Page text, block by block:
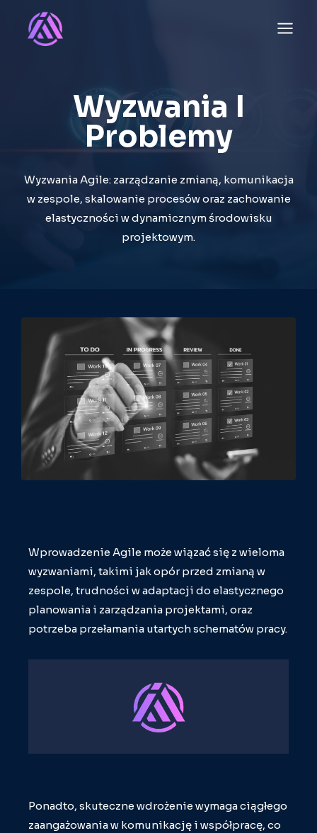
Wyzwania I
Problemy
Wyzwania Agile: zarządzanie zmianą, komunikacja
w zespole, skalowanie procesów oraz zachowanie
elastyczności w dynamicznym środowisku
projektowym.
Wprowadzenie Agile może wiązać się z wieloma
wyzwaniami, takimi jak opór przed zmianą w
zespole, trudności w adaptacji do elastycznego
planowania i zarządzania projektami, oraz
potrzeba przełamania utartych schematów pracy.
Ponadto, skuteczne wdrożenie wymaga ciągłego
zaangażowania w komunikację i współpracę, co